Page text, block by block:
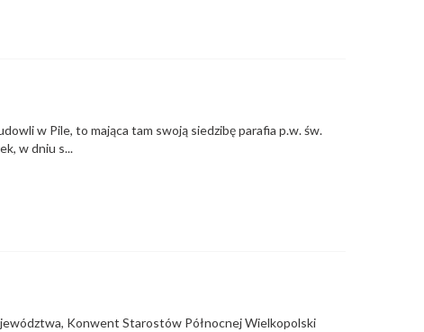
w Pile, to mająca tam swoją siedzibę parafia p.w. św.
w dniu s...
Konwent Starostów Północnej Wielkopolski